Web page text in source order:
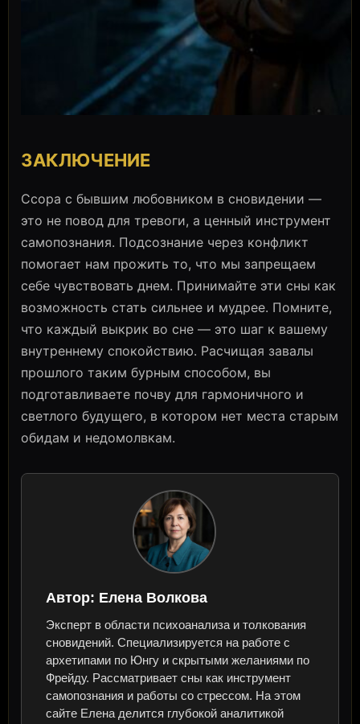
ЗАКЛЮЧЕНИЕ
Ссора с бывшим любовником в сновидении —
это не повод для тревоги, а ценный инструмент
самопознания. Подсознание через конфликт
помогает нам прожить то, что мы запрещаем
себе чувствовать днем. Принимайте эти сны как
возможность стать сильнее и мудрее. Помните,
что каждый выкрик во сне — это шаг к вашему
внутреннему спокойствию. Расчищая завалы
прошлого таким бурным способом, вы
подготавливаете почву для гармоничного и
светлого будущего, в котором нет места старым
обидам и недомолвкам.
Автор: Елена Волкова
Эксперт в области психоанализа и толкования
сновидений. Специализируется на работе с
архетипами по Юнгу и скрытыми желаниями по
Фрейду. Рассматривает сны как инструмент
самопознания и работы со стрессом. На этом
сайте Елена делится глубокой аналитикой